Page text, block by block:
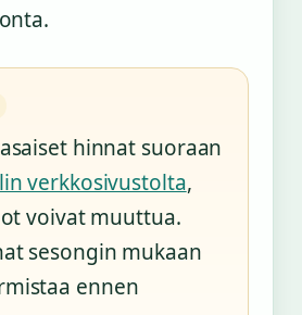
hinnat suoraan
verkkosivustolta,
voivat muuttua.
sesongin mukaan
ennen